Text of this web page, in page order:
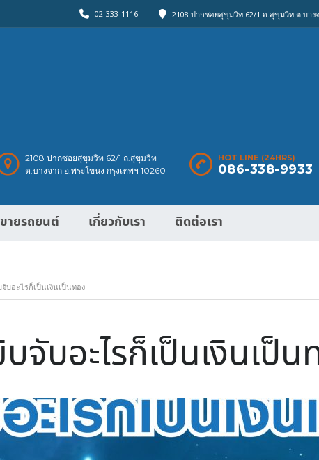
2108 ปากซอยสุขุมวิท 62/1 ถ.สุขุมวิท ต.บาง
02-333-1116
HOT LINE (24HRS)
086-338-9933
2108 ปากซอยสุขุมวิท 62/1 ถ.สุขุมวิท
ต.บางจาก อ.พระโขนง กรุงเทพฯ 10260
ขายรถยนต์ เกี่ยวกับเรา ติดต่อเรา
บอะไรก็เป็นเงินเป็นทอง
บอะไรก็เป็นเงินเป็น